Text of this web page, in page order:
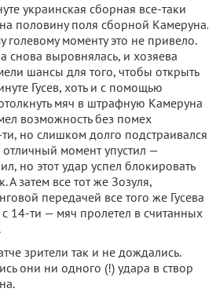
украинская сборная все-таки
половину поля сборной Камеруна.
моменту это не привело.
снова выровнялась, и хозяева
шансы для того, чтобы открыть
Гусев, хоть и с помощью
мяч в штрафную Камеруна
возможность без помех
но слишком долго подстраивался
отличный момент упустил —
но этот удар успел блокировать
затем все тот же Зозуля,
передачей все того же Гусева
14-ти — мяч пролетел в считанных
зрители так и не дождались.
они ни одного (!) удара в створ